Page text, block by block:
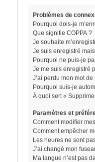
Problèmes de
Pourquoi dois-je
Que signifie COPPA ?
Je souhaite
Je suis enregistré
Pourquoi ne puis-je
Je me suis enregistré
J’ai perdu mon mot de
Pourquoi suis-je
À quoi sert «
Paramètres et
Comment modifier
Comment empêcher
Les heures ne sont
J’ai changé mon
Ma langue n’est pas